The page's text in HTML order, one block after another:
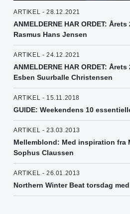
ARTIKEL - 28.12.2021
ANMELDERNE HAR ORDET:
Rasmus Hans Jensen
ARTIKEL - 24.12.2021
ANMELDERNE HAR ORDET:
Esben Suurballe Christensen
ARTIKEL - 15.11.2018
GUIDE: Weekendens 10
ARTIKEL - 23.03.2013
Mellemblond: Med inspiration fra
Sophus Claussen
ARTIKEL - 26.01.2013
Northern Winter Beat torsdag